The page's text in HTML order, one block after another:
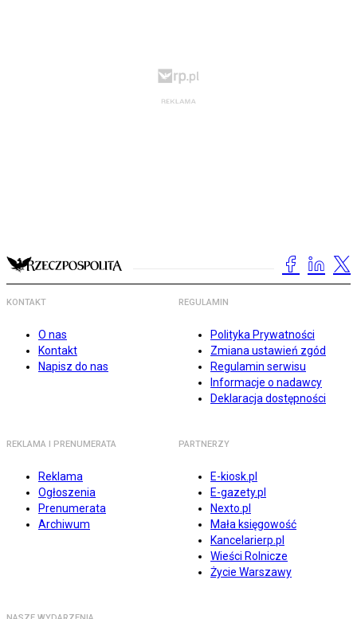
KONTAKT
O nas
Kontakt
Napisz do nas
REGULAMIN
Polityka Prywatności
Zmiana ustawień zgód
Regulamin serwisu
Informacje o nadawcy
Deklaracja dostępności
REKLAMA I PRENUMERATA
Reklama
Ogłoszenia
Prenumerata
Archiwum
PARTNERZY
E-kiosk.pl
E-gazety.pl
Nexto.pl
Mała księgowość
Kancelarierp.pl
Wieści Rolnicze
Życie Warszawy